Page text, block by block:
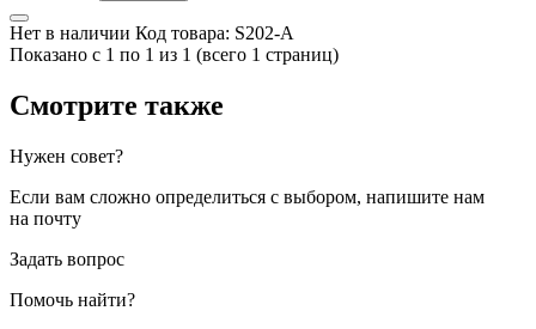
Нет в наличии Код товара: S202-A
Показано с 1 по 1 из 1 (всего 1 страниц)
Смотрите также
Нужен совет?
Если вам сложно определиться с выбором, напишите нам
на почту
Задать вопрос
Помочь найти?